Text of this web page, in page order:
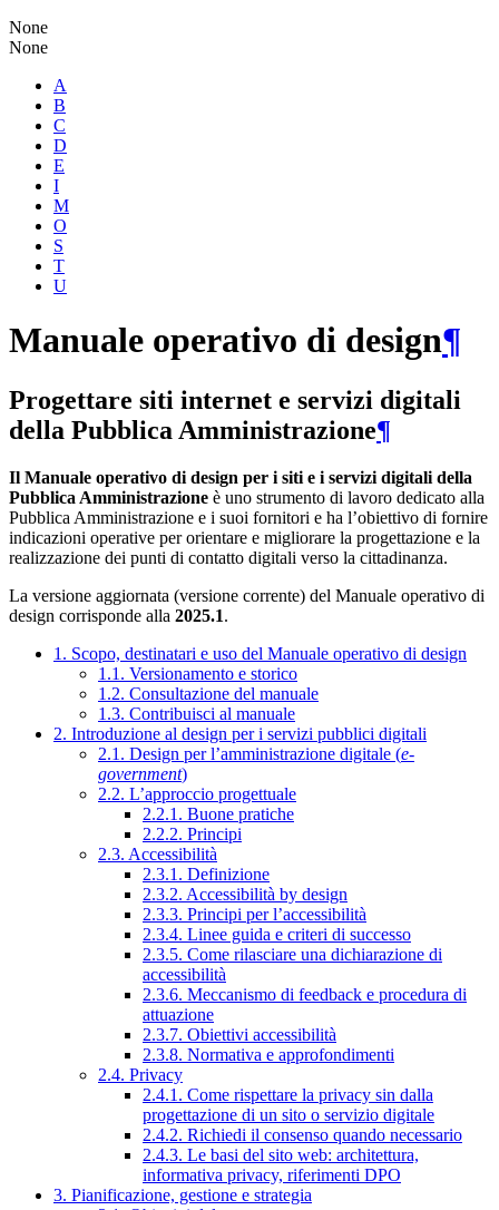
None
None
A
B
C
D
E
I
M
O
S
T
U
Manuale operativo di design¶
Progettare siti internet e servizi digitali
della Pubblica Amministrazione¶
Il Manuale operativo di design per i siti e i servizi digitali della
Pubblica Amministrazione è uno strumento di lavoro dedicato alla
Pubblica Amministrazione e i suoi fornitori e ha l’obiettivo di fornire
indicazioni operative per orientare e migliorare la progettazione e la
realizzazione dei punti di contatto digitali verso la cittadinanza.
La versione aggiornata (versione corrente) del Manuale operativo di
design corrisponde alla 2025.1.
1. Scopo, destinatari e uso del Manuale operativo di design
1.1. Versionamento e storico
1.2. Consultazione del manuale
1.3. Contribuisci al manuale
2. Introduzione al design per i servizi pubblici digitali
2.1. Design per l’amministrazione digitale (e-
government)
2.2. L’approccio progettuale
2.2.1. Buone pratiche
2.2.2. Principi
2.3. Accessibilità
2.3.1. Definizione
2.3.2. Accessibilità by design
2.3.3. Principi per l’accessibilità
2.3.4. Linee guida e criteri di successo
2.3.5. Come rilasciare una dichiarazione di
accessibilità
2.3.6. Meccanismo di feedback e procedura di
attuazione
2.3.7. Obiettivi accessibilità
2.3.8. Normativa e approfondimenti
2.4. Privacy
2.4.1. Come rispettare la privacy sin dalla
progettazione di un sito o servizio digitale
2.4.2. Richiedi il consenso quando necessario
2.4.3. Le basi del sito web: architettura,
informativa privacy, riferimenti DPO
3. Pianificazione, gestione e strategia